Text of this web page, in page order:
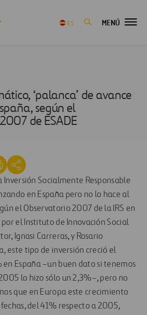
ES MENÚ
‘palanca’ de avance
según el
de ESADE
Inversión Socialmente Responsable
en España pero no lo hace al
el Observatorio 2007 de la IRS en
el Instituto de Innovación Social
Ignasi Carreras, y Rosario
este tipo de inversión creció el
en España –un buen dato si tenemos
lo hizo sólo un 2,3%–, pero no
que en Europa este crecimiento
del 41% respecto a 2005,